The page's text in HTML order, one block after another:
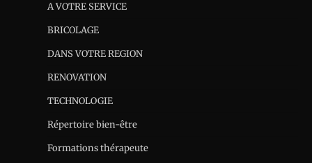
A VOTRE SERVICE
BRICOLAGE
DANS VOTRE REGION
RENOVATION
TECHNOLOGIE
Répertoire bien-être
Formations thérapeute